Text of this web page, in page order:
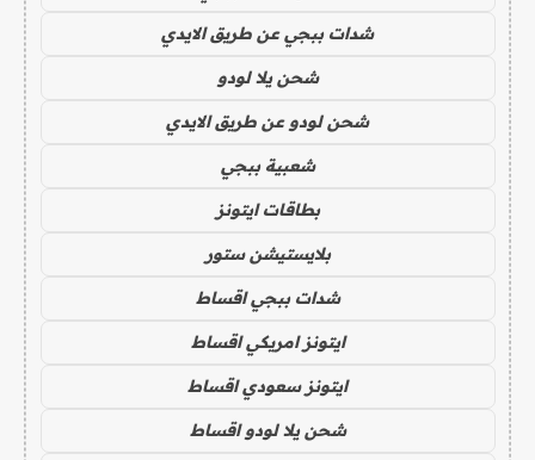
شدات ببجي عن طريق الايدي
شحن يلا لودو
شحن لودو عن طريق الايدي
شعبية ببجي
بطاقات ايتونز
بلايستيشن ستور
شدات ببجي اقساط
ايتونز امريكي اقساط
ايتونز سعودي اقساط
شحن يلا لودو اقساط